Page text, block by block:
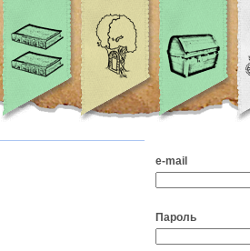
e-mail
Пароль